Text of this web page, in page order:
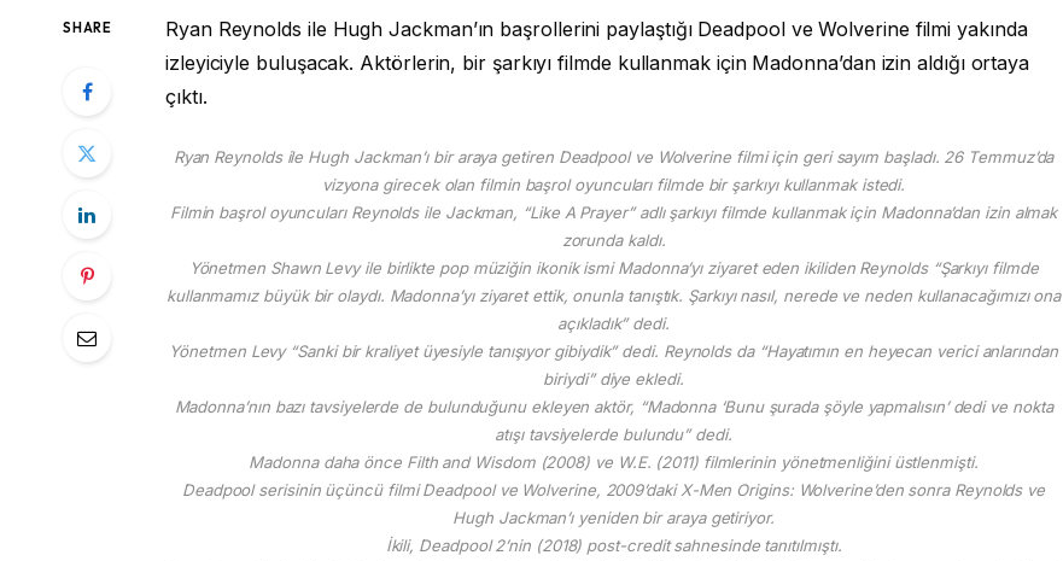
SHARE
Ryan Reynolds ile Hugh Jackman’ın başrollerini paylaştığı Deadpool ve Wolverine filmi yakında
izleyiciyle buluşacak. Aktörlerin, bir şarkıyı filmde kullanmak için Madonna’dan izin aldığı ortaya
çıktı.
Ryan Reynolds ile Hugh Jackman’ı bir araya getiren Deadpool ve Wolverine filmi için geri sayım başladı. 26 Temmuz’da
vizyona girecek olan filmin başrol oyuncuları filmde bir şarkıyı kullanmak istedi.
Filmin başrol oyuncuları Reynolds ile Jackman, “Like A Prayer” adlı şarkıyı filmde kullanmak için Madonna’dan izin almak
zorunda kaldı.
Yönetmen Shawn Levy ile birlikte pop müziğin ikonik ismi Madonna’yı ziyaret eden ikiliden Reynolds “Şarkıyı filmde
kullanmamız büyük bir olaydı. Madonna’yı ziyaret ettik, onunla tanıştık. Şarkıyı nasıl, nerede ve neden kullanacağımızı ona
açıkladık” dedi.
Yönetmen Levy “Sanki bir kraliyet üyesiyle tanışıyor gibiydik” dedi. Reynolds da “Hayatımın en heyecan verici anlarından
biriydi” diye ekledi.
Madonna’nın bazı tavsiyelerde de bulunduğunu ekleyen aktör, “Madonna ‘Bunu şurada şöyle yapmalısın’ dedi ve nokta
atışı tavsiyelerde bulundu” dedi.
Madonna daha önce Filth and Wisdom (2008) ve W.E. (2011) filmlerinin yönetmenliğini üstlenmişti.
Deadpool serisinin üçüncü filmi Deadpool ve Wolverine, 2009’daki X-Men Origins: Wolverine’den sonra Reynolds ve
Hugh Jackman’ı yeniden bir araya getiriyor.
İkili, Deadpool 2’nin (2018) post-credit sahnesinde tanıtılmıştı.